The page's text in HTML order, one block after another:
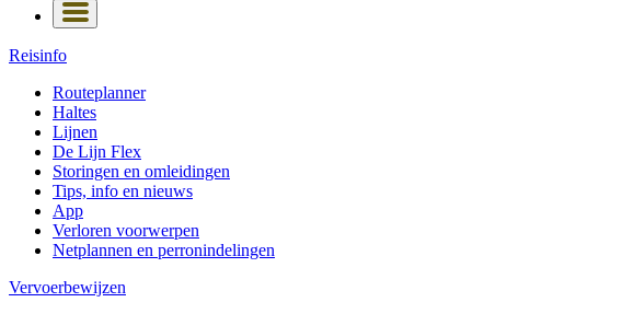
Reisinfo
Routeplanner
Haltes
Lijnen
De Lijn Flex
Storingen en omleidingen
Tips, info en nieuws
App
Verloren voorwerpen
Netplannen en perronindelingen
Vervoerbewijzen